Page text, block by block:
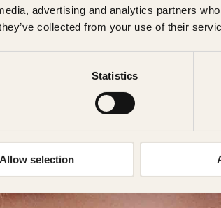
advertising and analytics partners
collected from your use of their
Statistics
Allow selection